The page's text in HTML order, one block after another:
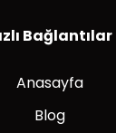
Bağlantılar
Anasayfa
Blog